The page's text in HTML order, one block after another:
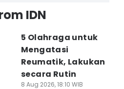
IDN
5 Olahraga untuk
Mengatasi
Reumatik, Lakukan
secara Rutin
8 Aug 2026, 18:10 WIB